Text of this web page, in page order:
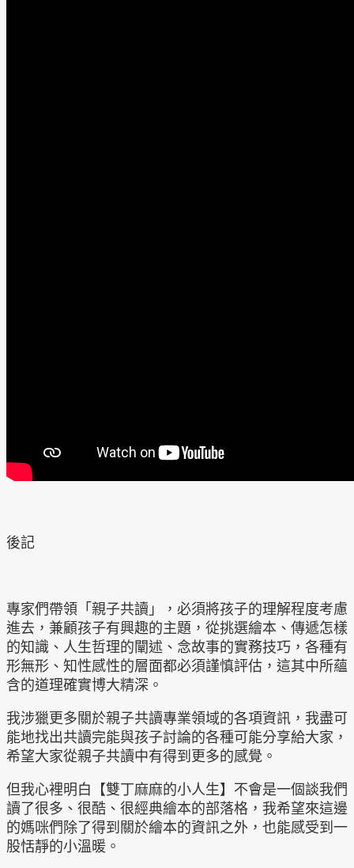
後記
專家們帶領「親子共讀」，必須將孩子的理解程度考慮
進去，兼顧孩子有興趣的主題，從挑選繪本、傳遞怎樣
的知識、人生哲理的闡述、念故事的實務技巧，各種有
形無形、知性感性的層面都必須謹慎評估，這其中所蘊
含的道理確實博大精深。
我涉獵更多關於親子共讀專業領域的各項資訊，我盡可
能地找出共讀完能與孩子討論的各種可能分享給大家，
希望大家從親子共讀中有得到更多的感覺。
但我心裡明白【雙丁麻麻的小人生】不會是一個談我們
讀了很多、很酷、很經典繪本的部落格，我希望來這邊
的媽咪們除了得到關於繪本的資訊之外，也能感受到一
股恬靜的小溫暖。